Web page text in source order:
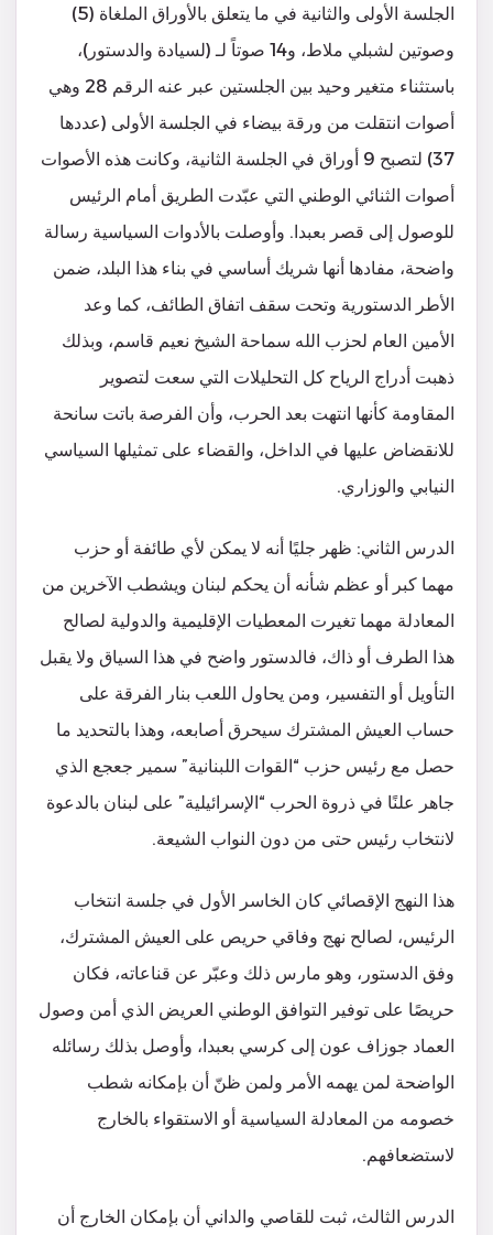
الجلسة الأولى والثانية في ما يتعلق بالأوراق الملغاة (5)
وصوتين لشبلي ملاط، و14 صوتاً لـ (لسيادة والدستور)،
باستثناء متغير وحيد بين الجلستين عبر عنه الرقم 28 وهي
أصوات انتقلت من ورقة بيضاء في الجلسة الأولى (عددها
37) لتصبح 9 أوراق في الجلسة الثانية، وكانت هذه الأصوات
أصوات الثنائي الوطني التي عبّدت الطريق أمام الرئيس
للوصول إلى قصر بعبدا. وأوصلت بالأدوات السياسية رسالة
واضحة، مفادها أنها شريك أساسي في بناء هذا البلد، ضمن
الأطر الدستورية وتحت سقف اتفاق الطائف، كما وعد
الأمين العام لحزب الله سماحة الشيخ نعيم قاسم، وبذلك
ذهبت أدراج الرياح كل التحليلات التي سعت لتصوير
المقاومة كأنها انتهت بعد الحرب، وأن الفرصة باتت سانحة
للانقضاض عليها في الداخل، والقضاء على تمثيلها السياسي
النيابي والوزاري.
الدرس الثاني: ظهر جليًا أنه لا يمكن لأي طائفة أو حزب
مهما كبر أو عظم شأنه أن يحكم لبنان ويشطب الآخرين من
المعادلة مهما تغيرت المعطيات الإقليمية والدولية لصالح
هذا الطرف أو ذاك، فالدستور واضح في هذا السياق ولا يقبل
التأويل أو التفسير، ومن يحاول اللعب بنار الفرقة على
حساب العيش المشترك سيحرق أصابعه، وهذا بالتحديد ما
حصل مع رئيس حزب “القوات اللبنانية” سمير جعجع الذي
جاهر علنًا في ذروة الحرب “الإسرائيلية” على لبنان بالدعوة
لانتخاب رئيس حتى من دون النواب الشيعة.
هذا النهج الإقصائي كان الخاسر الأول في جلسة انتخاب
الرئيس، لصالح نهج وفاقي حريص على العيش المشترك،
وفق الدستور، وهو مارس ذلك وعبّر عن قناعاته، فكان
حريصًا على توفير التوافق الوطني العريض الذي أمن وصول
العماد جوزاف عون إلى كرسي بعبدا، وأوصل بذلك رسائله
الواضحة لمن يهمه الأمر ولمن ظنّ أن بإمكانه شطب
خصومه من المعادلة السياسية أو الاستقواء بالخارج
لاستضعافهم.
الدرس الثالث، ثبت للقاصي والداني أن بإمكان الخارج أن